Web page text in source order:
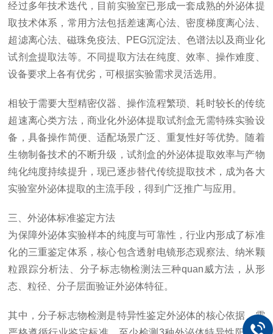
经过多年技术迭代，目前实验室已形成一套成熟的外泌体提
取技术体系，常用方法包括差速离心法、密度梯度离心法、
超滤离心法、磁珠免疫法、PEG沉淀法、色谱法以及商业化
试剂盒提取法等。不同提取方法在纯度、效率、操作难度、
设备要求上各有优劣，可根据实验需求灵活选用。
相较于需要大型精密仪器、操作流程繁琐、耗时较长的传统
超速离心类方法，商业化外泌体提取试剂盒无需特殊实验设
备，具备操作简便、适配场景广泛、重复性好等优势。随着
生物制备技术的不断升级，试剂盒的外泌体提取效率与产物
纯化纯度持续提升，现已逐步替代传统提取技术，成为各大
实验室外泌体提取的主流手段，得到广泛推广与应用。
三、外泌体标准鉴定方法
为保障外泌体实验样本的纯度与可靠性，行业内形成了标准
化的三重鉴定体系，核心包含透射电镜形态观察法、纳米颗
粒跟踪分析法、分子标志物检测法三种quan威方法，从形
态、粒径、分子层面验证外泌体特征。
其中，分子标志物检测是特异性鉴定外泌体的核心依据，需